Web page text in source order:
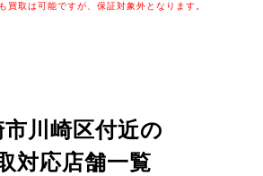
買取は可能ですが、保証対象外となります。
市川崎区付近の
対応店舗一覧